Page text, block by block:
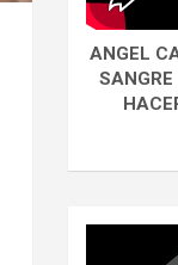
ANGEL
SANGRE